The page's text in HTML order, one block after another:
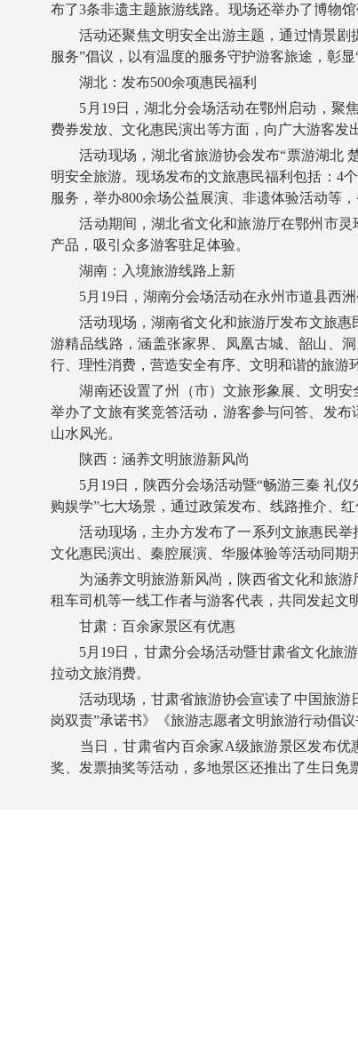
布了3条非遗主题旅游线路。现场还举办了博物
活动还聚焦文明安全出游主题，通过情景剧
服务”倡议，以有温度的服务守护游客旅途，彰显
湖北：发布500余项惠民福利
5月19日，湖北分会场活动在鄂州启动，聚焦
费券发放、文化惠民演出等方面，向广大游客发
活动现场，湖北省旅游协会发布“票游湖北 楚
明安全旅游。现场发布的文旅惠民福利包括：4
服务，举办800余场公益展演、非遗体验活动等
活动期间，湖北省文化和旅游厅在鄂州市灵
产品，吸引众多游客驻足体验。
湖南：入境旅游线路上新
5月19日，湖南分会场活动在永州市道县西洲
活动现场，湖南省文化和旅游厅发布文旅惠民
游精品线路，涵盖张家界、凤凰古城、韶山、
行、理性消费，营造安全有序、文明和谐的旅游
湖南还设置了州（市）文旅形象展、文明安
举办了文旅有奖竞答活动，游客参与问答、发
山水风光。
陕西：涵养文明旅游新风尚
5月19日，陕西分会场活动暨“畅游三秦 礼仪
购娱学”七大场景，通过政策发布、线路推介、
活动现场，主办方发布了一系列文旅惠民举
文化惠民演出、秦腔展演、华服体验等活动同期
为涵养文明旅游新风尚，陕西省文化和旅游
租车司机等一线工作者与游客代表，共同发起文
甘肃：百余家景区有优惠
5月19日，甘肃分会场活动暨甘肃省文化旅游
拉动文旅消费。
活动现场，甘肃省旅游协会宣读了中国旅游
岗双责”承诺书》《旅游志愿者文明旅游行动倡
当日，甘肃省内百余家A级旅游景区发布优
奖、发票抽奖等活动，多地景区还推出了生日免